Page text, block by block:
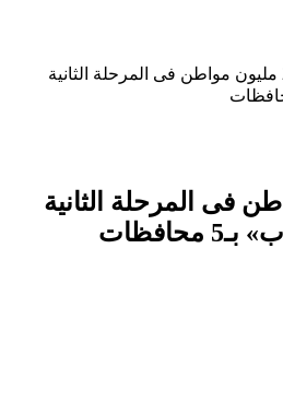
تطعيم 2 مليون مواطن فى المرحلة الثانية
مواطن فى المرحلة الثانية